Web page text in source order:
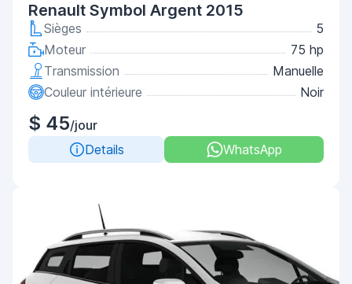
Renault Symbol Argent 2015
Sièges
5
Moteur
75 hp
Transmission
Manuelle
Couleur intérieure
Noir
$ 45/jour
Details
WhatsApp